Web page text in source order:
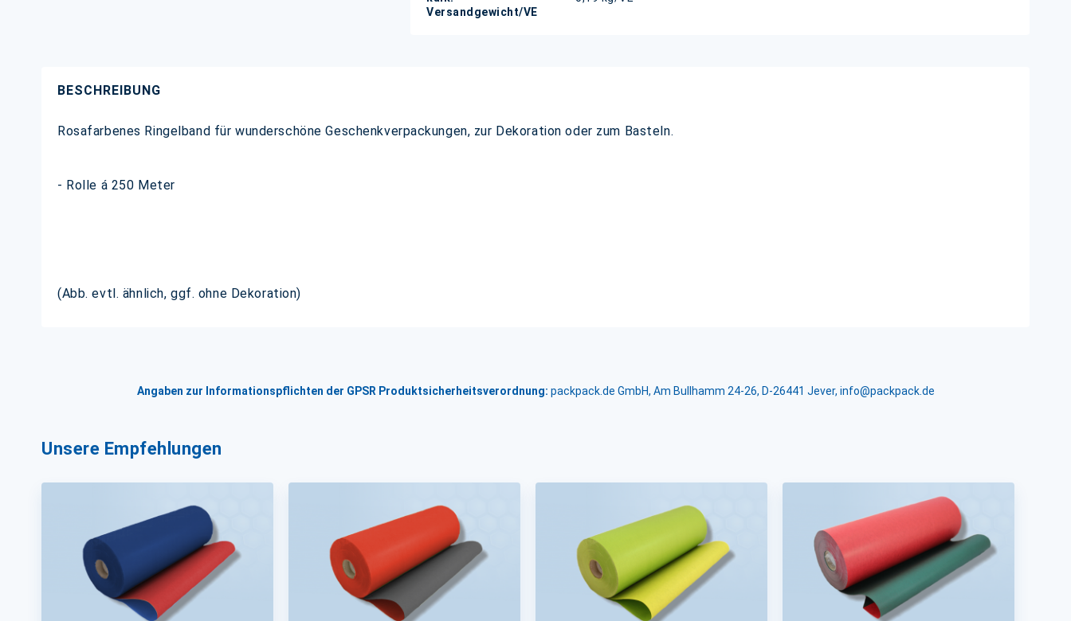
Versandgewicht/VE
BESCHREIBUNG
Rosafarbenes Ringelband für wunderschöne Geschenkverpackungen, zur Dekoration oder zum Basteln.
- Rolle á 250 Meter
(Abb. evtl. ähnlich, ggf. ohne Dekoration)
Angaben zur Informationspflichten der GPSR Produktsicherheitsverordnung: packpack.de GmbH, Am Bullhamm 24-26, D-26441 Jever, info@packpack.de
Unsere Empfehlungen